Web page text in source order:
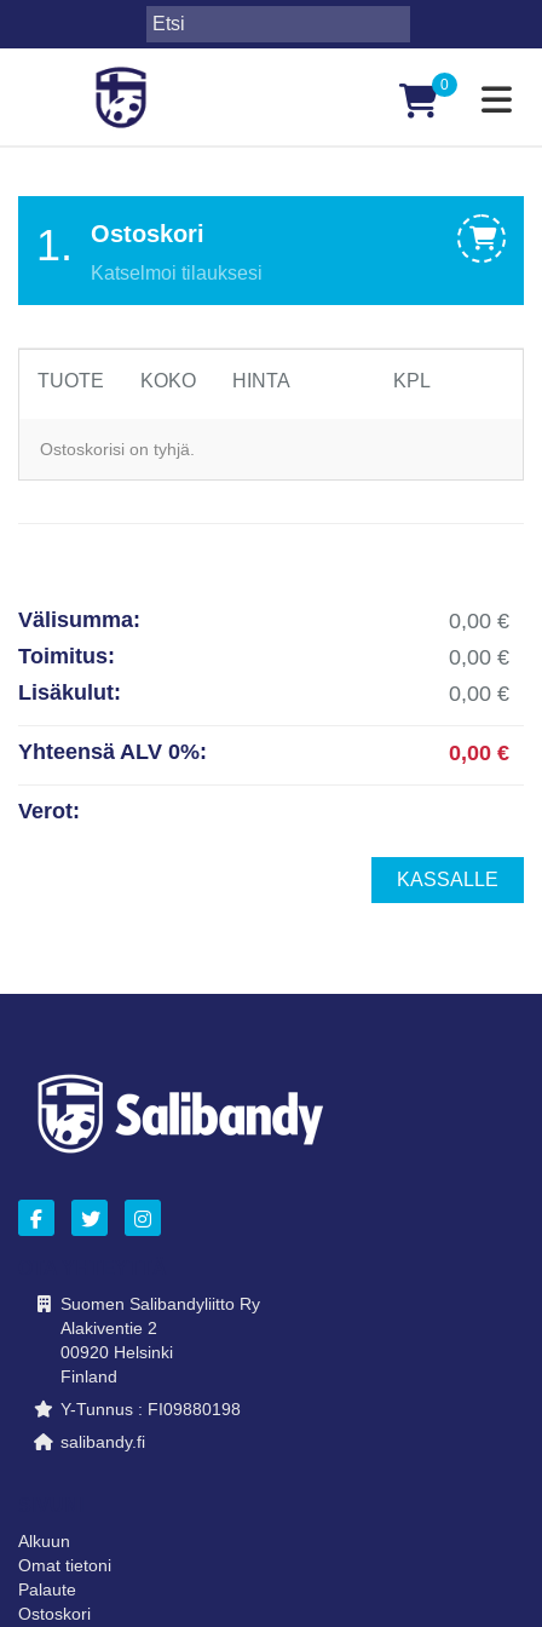
0
1. Ostoskori
Katselmoi tilauksesi
TUOTE KOKO HINTA KPL
Ostoskorisi on tyhjä.
Välisumma:
Toimitus:
Lisäkulut:
Yhteensä ALV 0%:
Verot:
KASSALLE
Suomen Salibandyliitto Ry
Alakiventie 2
00920 Helsinki
Finland
Y-Tunnus : FI09880198
salibandy.fi
Alkuun
Omat tietoni
Palaute
Ostoskori